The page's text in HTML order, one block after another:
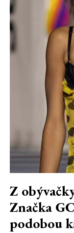
Z
Značka
podobou